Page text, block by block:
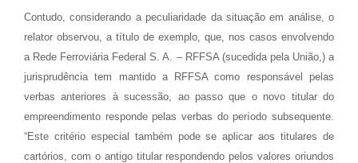
Contudo, considerando a peculiaridade da situação em análise, o
relator observou, a título de exemplo, que, nos casos envolvendo
a Rede Ferroviária Federal S. A. – RFFSA (sucedida pela União,) a
jurisprudência tem mantido a RFFSA como responsável pelas
verbas anteriores à sucessão, ao passo que o novo titular do
empreendimento responde pelas verbas do período subsequente.
“Este critério especial também pode se aplicar aos titulares de
cartórios, com o antigo titular respondendo pelos valores oriundos